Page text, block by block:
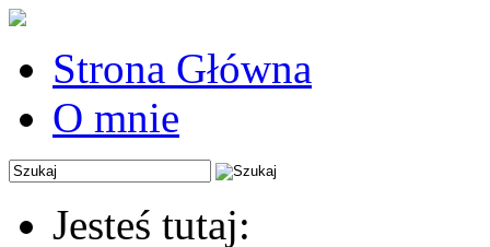
Strona Główna
O mnie
Jesteś tutaj: